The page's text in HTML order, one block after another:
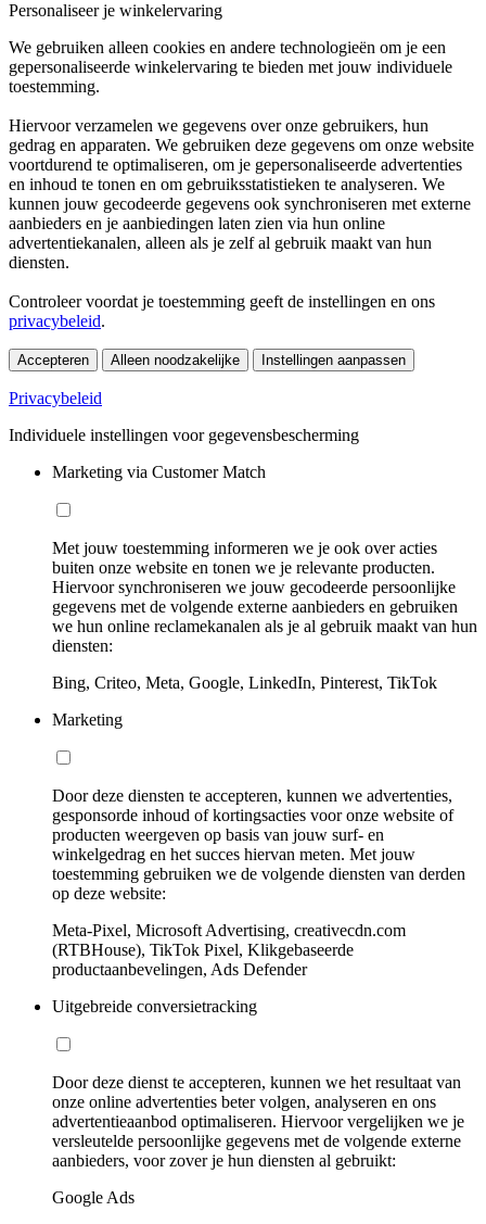
Personaliseer je winkelervaring
We gebruiken alleen cookies en andere technologieën om je een
gepersonaliseerde winkelervaring te bieden met jouw individuele
toestemming.
Hiervoor verzamelen we gegevens over onze gebruikers, hun
gedrag en apparaten. We gebruiken deze gegevens om onze website
voortdurend te optimaliseren, om je gepersonaliseerde advertenties
en inhoud te tonen en om gebruiksstatistieken te analyseren. We
kunnen jouw gecodeerde gegevens ook synchroniseren met externe
aanbieders en je aanbiedingen laten zien via hun online
advertentiekanalen, alleen als je zelf al gebruik maakt van hun
diensten.
Controleer voordat je toestemming geeft de instellingen en ons
privacybeleid.
Accepteren Alleen noodzakelijke Instellingen aanpassen
Privacybeleid
Individuele instellingen voor gegevensbescherming
Marketing via Customer Match
Met jouw toestemming informeren we je ook over acties
buiten onze website en tonen we je relevante producten.
Hiervoor synchroniseren we jouw gecodeerde persoonlijke
gegevens met de volgende externe aanbieders en gebruiken
we hun online reclamekanalen als je al gebruik maakt van hun
diensten:
Bing, Criteo, Meta, Google, LinkedIn, Pinterest, TikTok
Marketing
Door deze diensten te accepteren, kunnen we advertenties,
gesponsorde inhoud of kortingsacties voor onze website of
producten weergeven op basis van jouw surf- en
winkelgedrag en het succes hiervan meten. Met jouw
toestemming gebruiken we de volgende diensten van derden
op deze website:
Meta-Pixel, Microsoft Advertising, creativecdn.com
(RTBHouse), TikTok Pixel, Klikgebaseerde
productaanbevelingen, Ads Defender
Uitgebreide conversietracking
Door deze dienst te accepteren, kunnen we het resultaat van
onze online advertenties beter volgen, analyseren en ons
advertentieaanbod optimaliseren. Hiervoor vergelijken we je
versleutelde persoonlijke gegevens met de volgende externe
aanbieders, voor zover je hun diensten al gebruikt:
Google Ads